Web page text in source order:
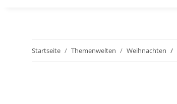
Startseite Themenwelten Weihnachten